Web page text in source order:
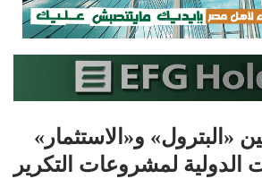
«البترول» و«الاستثمار»
الدولية لمشروعات التكرير